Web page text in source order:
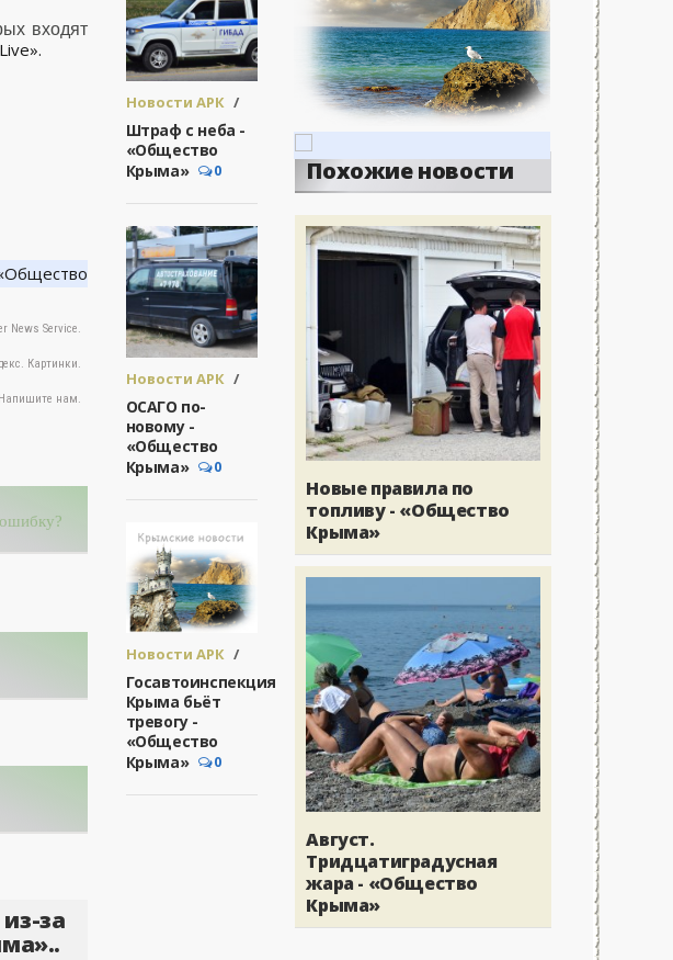
входят
News Service.
Картинки.
Напишите нам.
за
Новости АРК /
Общество -
Крыма.
Штраф с неба -
«Общество
Крыма»
0
Новости АРК /
Общество -
Крыма.
ОСАГО по-
новому -
«Общество
Крыма»
0
Новости АРК /
Общество -
Крыма.
Госавтоинспекция
Крыма бьёт
тревогу -
«Общество
Крыма»
0
Похожие новости
Новые правила по
топливу - «Общество
Крыма»
Август.
Тридцатиградусная
жара - «Общество
Крыма»